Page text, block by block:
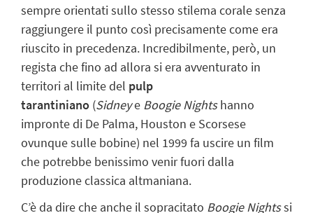
sempre orientati sullo stesso stilema corale senza
raggiungere il punto così precisamente come era
riuscito in precedenza. Incredibilmente, però, un
regista che fino ad allora si era avventurato in
territori al limite del pulp
tarantiniano (Sidneye Boogie Nightshanno
impronte di De Palma, Houston e Scorsese
ovunque sulle bobine) nel 1999 fa uscire un film
che potrebbe benissimo venir fuori dalla
produzione classica altmaniana.
C’è da dire che anche il sopracitato Boogie Nightssi